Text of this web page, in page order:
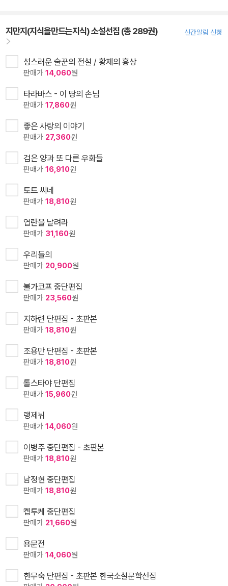
지만지(지식을만드는지식) 소설선집 (총 289권) 신간알림 신청
성스러운 술꾼의 전설 / 황제의 흉상
판매가 14,060원
타라바스 - 이 땅의 손님
판매가 17,860원
좋은 사랑의 이야기
판매가 27,360원
검은 양과 또 다른 우화들
판매가 16,910원
토트 씨네
판매가 18,810원
엽란을 날려라
판매가 31,160원
우리들의
판매가 20,900원
불가코프 중단편집
판매가 23,560원
지하련 단편집 - 초판본
판매가 18,810원
조용만 단편집 - 초판본
판매가 18,810원
톨스타야 단편집
판매가 15,960원
랭제뉘
판매가 14,060원
이병주 중단편집 - 초판본
판매가 18,810원
남정현 중단편집
판매가 18,810원
켑투케 중단편집
판매가 21,660원
용문전
판매가 14,060원
한무숙 단편집 - 초판본 한국소설문학선집